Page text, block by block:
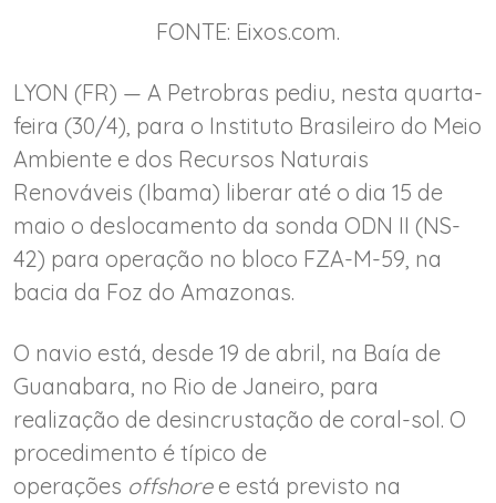
FONTE: Eixos.com.
LYON (FR) — A Petrobras pediu, nesta quarta-
feira (30/4), para o Instituto Brasileiro do Meio
Ambiente e dos Recursos Naturais
Renováveis (Ibama) liberar até o dia 15 de
maio o deslocamento da sonda ODN II (NS-
42) para operação no bloco FZA-M-59, na
bacia da Foz do Amazonas.
O navio está, desde 19 de abril, na Baía de
Guanabara, no Rio de Janeiro, para
realização de desincrustação de coral-sol. O
procedimento é típico de
operações offshore e está previsto na